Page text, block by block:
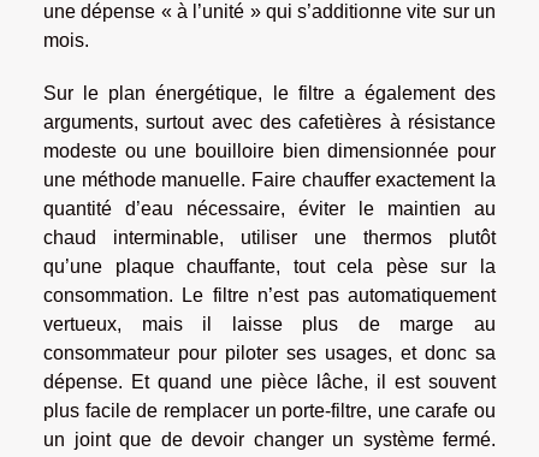
une dépense « à l’unité » qui s’additionne vite sur un
mois.
Sur le plan énergétique, le filtre a également des
arguments, surtout avec des cafetières à résistance
modeste ou une bouilloire bien dimensionnée pour
une méthode manuelle. Faire chauffer exactement la
quantité d’eau nécessaire, éviter le maintien au
chaud interminable, utiliser une thermos plutôt
qu’une plaque chauffante, tout cela pèse sur la
consommation. Le filtre n’est pas automatiquement
vertueux, mais il laisse plus de marge au
consommateur pour piloter ses usages, et donc sa
dépense. Et quand une pièce lâche, il est souvent
plus facile de remplacer un porte-filtre, une carafe ou
un joint que de devoir changer un système fermé.